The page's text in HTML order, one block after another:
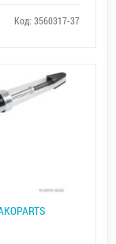
Код: 3560317-37